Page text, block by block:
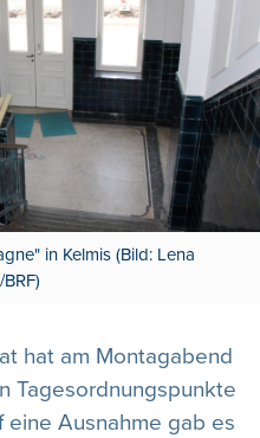
in Kelmis (Bild: Lena
hat am Montagabend
Tagesordnungspunkte
Ausnahme gab es